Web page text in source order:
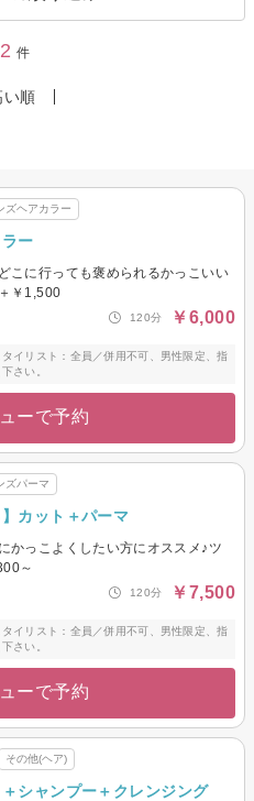
ヘッドスパ・頭皮ケア
メンズパーマ
じる
件
い順
ズヘアカラー
ー
こに行っても褒められるかっこいい
￥1,500
120分 ￥6,000
イリスト：全員／併用不可、男性限定、指
さい。
ーで予約
ズパーマ
カット＋パーマ
かっこよくしたい方にオススメ♪ツ
～
120分 ￥7,500
イリスト：全員／併用不可、男性限定、指
さい。
ーで予約
その他(ヘア)
シャンプー＋クレンジング